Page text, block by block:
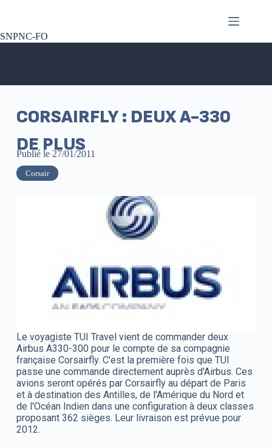
SNPNC-FO
CORSAIRFLY : DEUX A-330
DE PLUS
Publié le 27/01/2011
Corsair
Le voyagiste TUI Travel vient de commander deux
Airbus A330-300 pour le compte de sa compagnie
française Corsairfly. C'est la première fois que TUI
passe une commande directement auprès d'Airbus. Ces
avions seront opérés par Corsairfly au départ de Paris
et à destination des Antilles, de l'Amérique du Nord et
de l'Océan Indien dans une configuration à deux classes
proposant 362 sièges. Leur livraison est prévue pour
2012.